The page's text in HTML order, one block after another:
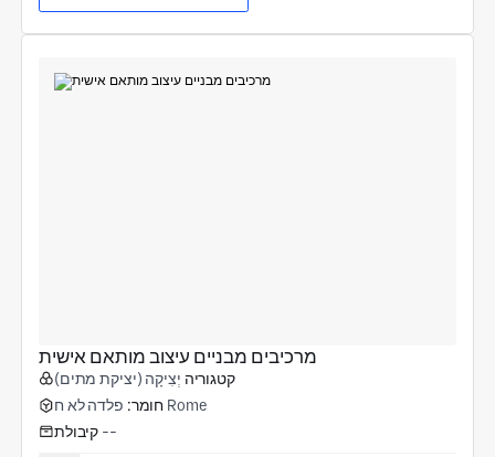
מרכיבים מבניים עיצוב מותאם אישית
קטגוריה יְצִיקָה (יציקת מתים)
חומר: פלדה לא ח Rome
קיבולת --